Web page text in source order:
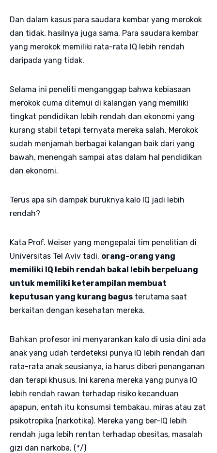
Dan dalam kasus para saudara kembar yang merokok
dan tidak, hasilnya juga sama. Para saudara kembar
yang merokok memiliki rata-rata IQ lebih rendah
daripada yang tidak.
Selama ini peneliti menganggap bahwa kebiasaan
merokok cuma ditemui di kalangan yang memiliki
tingkat pendidikan lebih rendah dan ekonomi yang
kurang stabil tetapi ternyata mereka salah. Merokok
sudah menjamah berbagai kalangan baik dari yang
bawah, menengah sampai atas dalam hal pendidikan
dan ekonomi.
Terus apa sih dampak buruknya kalo IQ jadi lebih
rendah?
Kata Prof. Weiser yang mengepalai tim penelitian di
Universitas Tel Aviv tadi, orang-orang yang
memiliki IQ lebih rendah bakal lebih berpeluang
untuk memiliki keterampilan membuat
keputusan yang kurang bagus terutama saat
berkaitan dengan kesehatan mereka.
Bahkan profesor ini menyarankan kalo di usia dini ada
anak yang udah terdeteksi punya IQ lebih rendah dari
rata-rata anak seusianya, ia harus diberi penanganan
dan terapi khusus. Ini karena mereka yang punya IQ
lebih rendah rawan terhadap risiko kecanduan
apapun, entah itu konsumsi tembakau, miras atau zat
psikotropika (narkotika). Mereka yang ber-IQ lebih
rendah juga lebih rentan terhadap obesitas, masalah
gizi dan narkoba. (*/)